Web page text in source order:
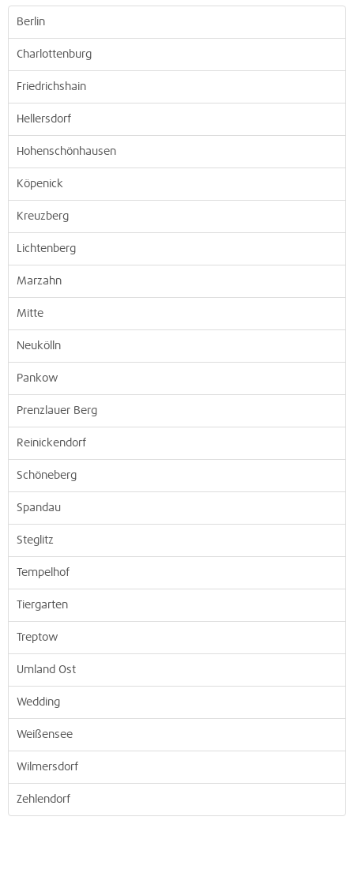
Berlin
Charlottenburg
Friedrichshain
Hellersdorf
Hohenschönhausen
Köpenick
Kreuzberg
Lichtenberg
Marzahn
Mitte
Neukölln
Pankow
Prenzlauer Berg
Reinickendorf
Schöneberg
Spandau
Steglitz
Tempelhof
Tiergarten
Treptow
Umland Ost
Wedding
Weißensee
Wilmersdorf
Zehlendorf